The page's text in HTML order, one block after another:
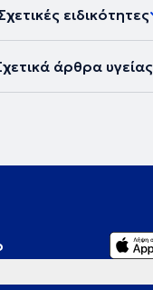
ειδικότητες
άρθρα υγείας